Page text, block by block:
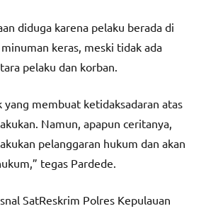
diduga karena pelaku berada di
keras, meski tidak ada
pelaku dan korban.
yang membuat ketidaksadaran atas
Namun, apapun ceritanya,
pelanggaran hukum dan akan
tegas Pardede.
SatReskrim Polres Kepulauan